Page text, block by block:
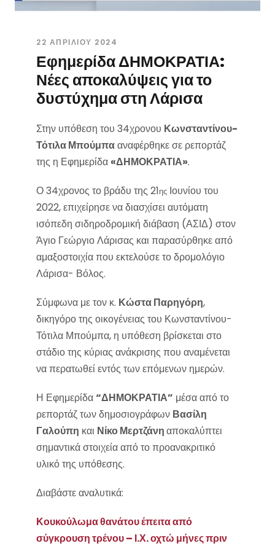
22 ΑΠΡΙΛΊΟΥ 2024
Εφημερίδα ΔΗΜΟΚΡΑΤΙΑ:
Νέες αποκαλύψεις για το
δυστύχημα στη Λάρισα
Στην υπόθεση του 34χρονου Κωνσταντίνου-
Τότιλα Μπούμπααναφέρθηκε σε ρεπορτάζ
της η Εφημερίδα «ΔΗΜΟΚΡΑΤΙΑ».
Ο 34χρονος το βράδυ της 21ης Ιουνίου του
2022, επιχείρησε να διασχίσει αυτόματη
ισόπεδη σιδηροδρομική διάβαση (ΑΣΙΔ) στον
Άγιο Γεώργιο Λάρισας και παρασύρθηκε από
αμαξοστοιχία που εκτελούσε το δρομολόγιο
Λάρισα- Βόλος.
Σύμφωνα με τον κ. Κώστα Παρηγόρη,
δικηγόρο της οικογένειας του Κωνσταντίνου-
Τότιλα Μπούμπα, η υπόθεση βρίσκεται στο
στάδιο της κύριας ανάκρισης που αναμένεται
να περατωθεί εντός των επόμενων ημερών.
Η Εφημερίδα“ΔΗΜΟΚΡΑΤΙΑ” μέσα από το
ρεπορτάζ των δημοσιογράφων Βασίλη
Γαλούπη και Νίκο Μερτζάνηαποκαλύπτει
σημαντικά στοιχεία από το προανακριτικό
υλικό της υπόθεσης.
Διαβάστε αναλυτικά:
Κουκούλωμα θανάτου έπειτα από
σύγκρουση τρένου – Ι.Χ. οχτώ μήνες πριν